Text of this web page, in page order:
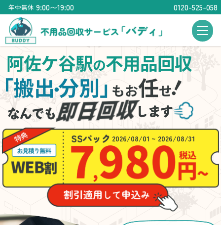
年中無休 9:00〜19:00 0120-525-058
阿佐ケ谷駅の不用品回収
搬出・分別」もお任せ
！
2026/08/01 ~ 2026/08/31